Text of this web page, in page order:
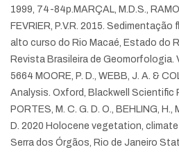
1999, 74-84p. MARÇAL, M.D.S.,
FEVRIER, P.V.R. 2015.
alto curso do Rio Macaé, Estado do
Revista Brasileira de Geomorfologia.
5664 MOORE, P. D., WEBB, J. A. &
Analysis. Oxford, Blackwell Scientific
PORTES, M. C. G. D. O., BEHLING, H.,
D. 2020 Holocene vegetation,
Serra dos Órgãos, Rio de Janeiro